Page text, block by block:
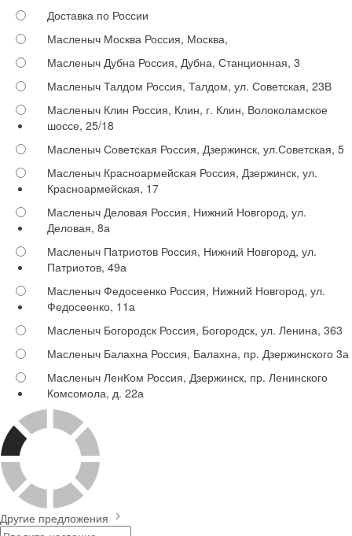
Доставка по России
Масленыч Москва Россия, Москва,
Масленыч Дубна Россия, Дубна, Станционная, 3
Масленыч Талдом Россия, Талдом, ул. Советская, 23В
Масленыч Клин Россия, Клин, г. Клин, Волоколамское
шоссе, 25/18
Масленыч Советская Россия, Дзержинск, ул.Советская, 5
Масленыч Красноармейская Россия, Дзержинск, ул.
Красноармейская, 17
Масленыч Деловая Россия, Нижний Новгород, ул.
Деловая, 8а
Масленыч Патриотов Россия, Нижний Новгород, ул.
Патриотов, 49а
Масленыч Федосеенко Россия, Нижний Новгород, ул.
Федосеенко, 11а
Масленыч Богородск Россия, Богородск, ул. Ленина, 363
Масленыч Балахна Россия, Балахна, пр. Дзержинского 3а
Масленыч ЛенКом Россия, Дзержинск, пр. Ленинского
Комсомола, д. 22а
Другие предложения